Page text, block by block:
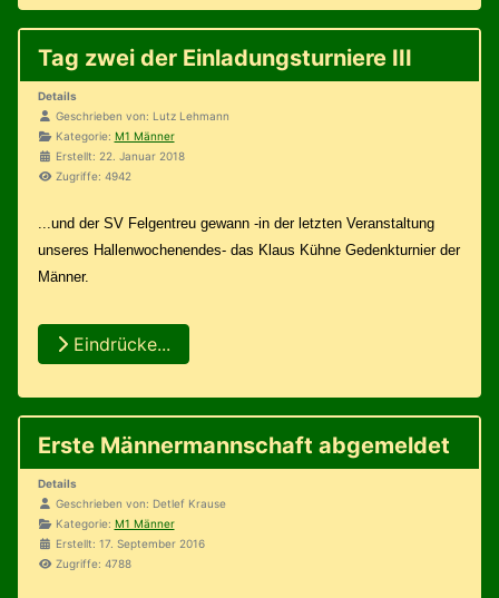
Tag zwei der Einladungsturniere III
Details
Geschrieben von: Lutz Lehmann
Kategorie: M1 Männer
Erstellt: 22. Januar 2018
Zugriffe: 4942
...und der SV Felgentreu gewann -in der letzten Veranstaltung
unseres Hallenwochenendes- das Klaus Kühne Gedenkturnier der
Männer.
Eindrücke...
Erste Männermannschaft abgemeldet
Details
Geschrieben von: Detlef Krause
Kategorie: M1 Männer
Erstellt: 17. September 2016
Zugriffe: 4788